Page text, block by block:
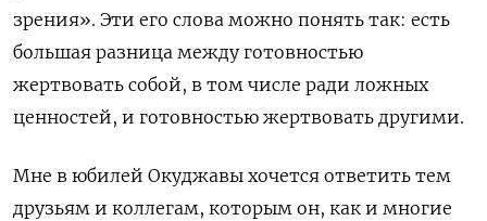
зрения». Эти его слова можно понять так: есть
большая разница между готовностью
жертвовать собой, в том числе ради ложных
ценностей, и готовностью жертвовать другими.
Мне в юбилей Окуджавы хочется ответить тем
друзьям и коллегам, которым он, как и многие